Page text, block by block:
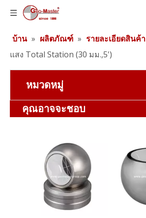
บ้าน » ผลิตภัณฑ์ » รายละเอียดสินค้า
แสง Total Station (30 มม.,5')
หมวดหมู่
คุณอาจจะชอบ